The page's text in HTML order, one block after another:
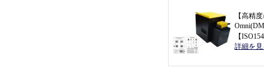
【高精
【
詳細を